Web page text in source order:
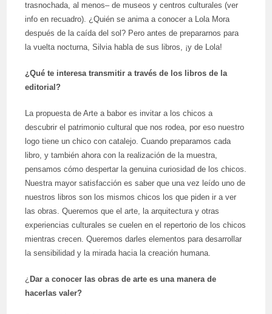
trasnochada, al menos– de museos y centros culturales (ver
info en recuadro). ¿Quién se anima a conocer a Lola Mora
después de la caída del sol? Pero antes de prepararnos para
la vuelta nocturna, Silvia habla de sus libros, ¡y de Lola!
¿Qué te interesa transmitir a través de los libros de la
editorial?
La propuesta de Arte a babor es invitar a los chicos a
descubrir el patrimonio cultural que nos rodea, por eso nuestro
logo tiene un chico con catalejo. Cuando preparamos cada
libro, y también ahora con la realización de la muestra,
pensamos cómo despertar la genuina curiosidad de los chicos.
Nuestra mayor satisfacción es saber que una vez leído uno de
nuestros libros son los mismos chicos los que piden ir a ver
las obras. Queremos que el arte, la arquitectura y otras
experiencias culturales se cuelen en el repertorio de los chicos
mientras crecen. Queremos darles elementos para desarrollar
la sensibilidad y la mirada hacia la creación humana.
¿ Dar a conocer las obras de arte es una manera de
hacerlas valer?